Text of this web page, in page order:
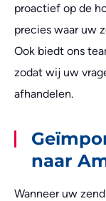
proactief op de
precies waar uw
Ook biedt ons
zodat wij uw
afhandelen.
naar
Wanneer uw